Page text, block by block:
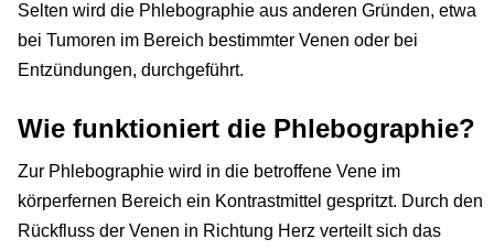
Selten wird die Phlebographie aus anderen Gründen, etwa
bei Tumoren im Bereich bestimmter Venen oder bei
Entzündungen, durchgeführt.
Wie funktioniert die Phlebographie?
Zur Phlebographie wird in die betroffene Vene im
körperfernen Bereich ein Kontrastmittel gespritzt. Durch den
Rückfluss der Venen in Richtung Herz verteilt sich das